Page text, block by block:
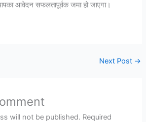
आवेदन सफलतापूर्वक जमा हो जाएगा।
Next Post →
will not be published. Required